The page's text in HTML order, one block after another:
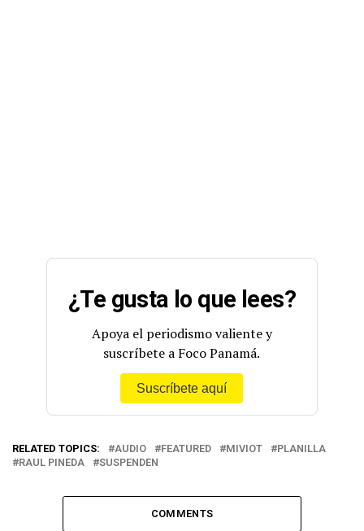
¿Te gusta lo que lees?
Apoya el periodismo valiente y
suscríbete a Foco Panamá.
Suscríbete aquí
RELATED TOPICS: AUDIO FEATURED MIVIOT
PLANILLA
RAUL PINEDA
SUSPENDEN
COMMENTS